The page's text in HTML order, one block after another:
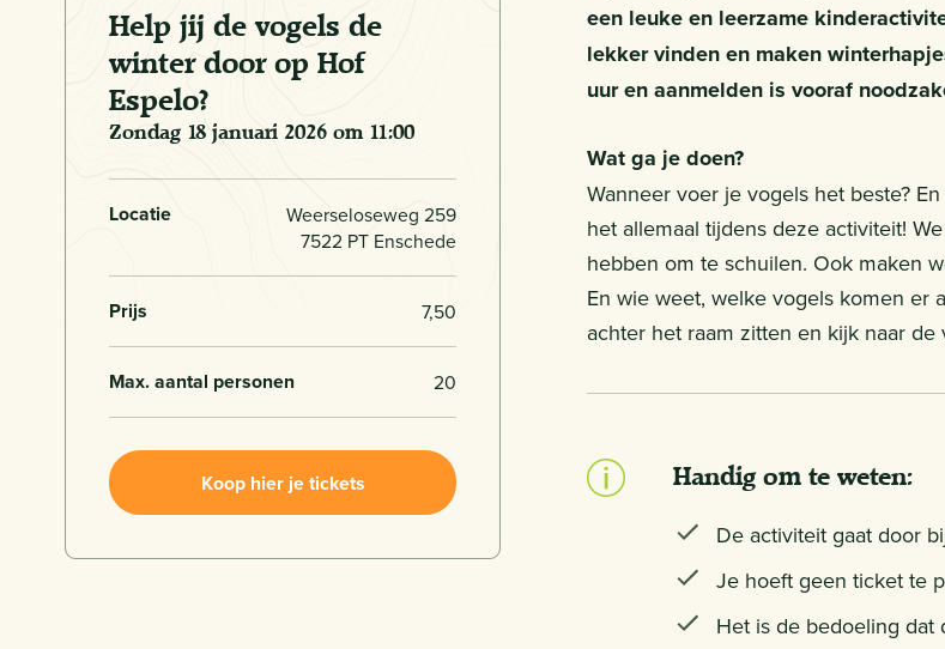
Help jij de vogels de
winter door op Hof
Espelo?
zondag 18 januari 2026 om 11:00
Locatie
Weerseloseweg 259
7522 PT Enschede
Prijs 7,50
Max. aantal personen 20
Koop hier je tickets
een leuke en leerzame
lekker vinden en maken
uur en aanmelden is vooraf
Wat ga je doen?
Wanneer voer je vogels het beste?
het allemaal tijdens deze activiteit!
hebben om te schuilen. Ook maken
En wie weet, welke vogels komen er
achter het raam zitten en kijk naar
Handig om te weten:
De activiteit gaat door
Je hoeft geen ticket te
Het is de bedoeling dat